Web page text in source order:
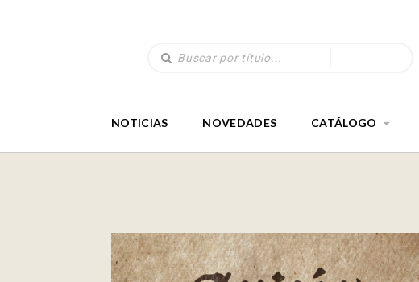
NOTICIAS NOVEDADES CATÁLOGO